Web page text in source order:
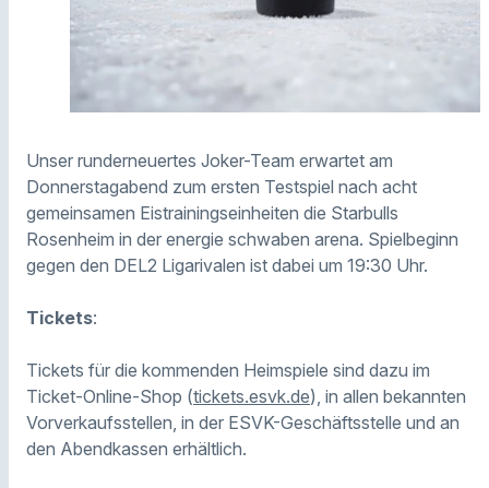
Unser runderneuertes Joker-Team erwartet am
Donnerstagabend zum ersten Testspiel nach acht
gemeinsamen Eistrainingseinheiten die Starbulls
Rosenheim in der energie schwaben arena. Spielbeginn
gegen den DEL2 Ligarivalen ist dabei um 19:30 Uhr.
Tickets:
Tickets für die kommenden Heimspiele sind dazu im
Ticket-Online-Shop (tickets.esvk.de), in allen bekannten
Vorverkaufsstellen, in der ESVK-Geschäftsstelle und an
den Abendkassen erhältlich.